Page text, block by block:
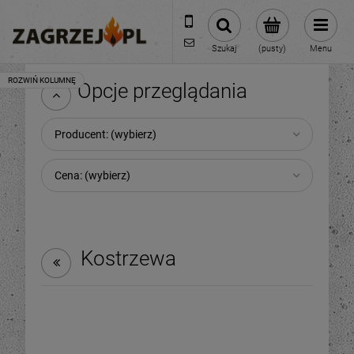
600 373 809
sklep@zagrzej.pl
(pusty)
Szukaj Menu
Opcje przeglądania
Producent: (wybierz)
Cena: (wybierz)
Kostrzewa